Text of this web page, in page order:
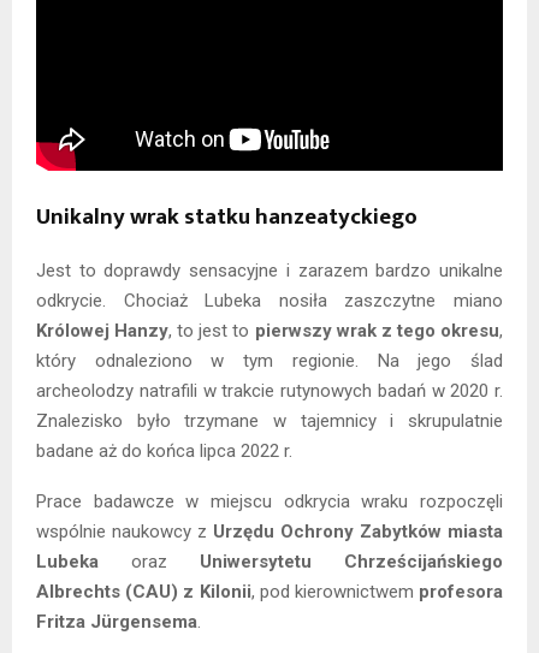
Unikalny wrak statku hanzeatyckiego
Jest to doprawdy sensacyjne i zarazem bardzo unikalne
odkrycie. Chociaż Lubeka nosiła zaszczytne miano
Królowej Hanzy, to jest to pierwszy wrak z tego okresu,
który odnaleziono w tym regionie. Na jego ślad
archeolodzy natrafili w trakcie rutynowych badań w 2020 r.
Znalezisko było trzymane w tajemnicy i skrupulatnie
badane aż do końca lipca 2022 r.
Prace badawcze w miejscu odkrycia wraku rozpoczęli
wspólnie naukowcy z Urzędu Ochrony Zabytków miasta
Lubeka oraz Uniwersytetu Chrześcijańskiego
Albrechts (CAU) z Kilonii, pod kierownictwem profesora
Fritza Jürgensema